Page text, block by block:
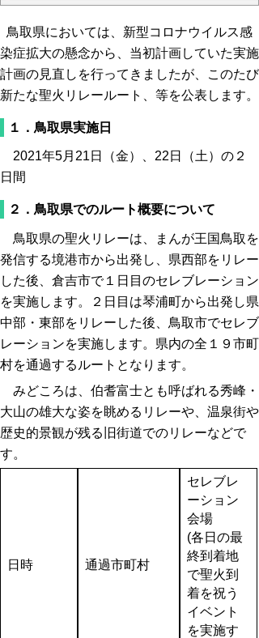
鳥取県においては、新型コロナウイルス感
染症拡大の懸念から、当初計画していた実施
計画の見直しを行ってきましたが、このたび
新たな聖火リレールート、等を公表します。
１．鳥取県実施日
2021年5月21日（金）、22日（土）の２
日間
２．鳥取県でのルート概要について
鳥取県の聖火リレーは、まんが王国鳥取を
発信する境港市から出発し、県西部をリレー
した後、倉吉市で１日目のセレブレーション
を実施します。２日目は琴浦町から出発し県
中部・東部をリレーした後、鳥取市でセレブ
レーションを実施します。県内の全１９市町
村を通過するルートとなります。
みどころは、伯耆富士とも呼ばれる秀峰・
大山の雄大な姿を眺めるリレーや、温泉街や
歴史的景観が残る旧街道でのリレーなどで
す。
日時 通過市町村
セレブレ
ーション
会場
(各日の最
終到着地
で聖火到
着を祝う
イベント
を実施す